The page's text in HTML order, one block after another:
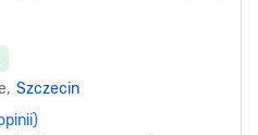
Szczecin